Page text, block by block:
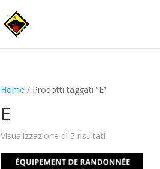
Home / Prodotti taggati “E”
E
Visualizzazione di 5 risultati